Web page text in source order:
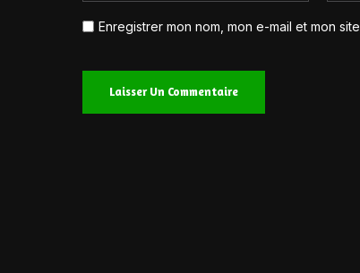
Enregistrer mon nom, mon e-mail et mon